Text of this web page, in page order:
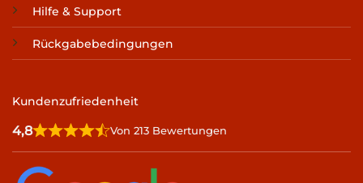
Hilfe & Support
Rückgabebedingungen
Kundenzufriedenheit
4,8 Von 213 Bewertungen